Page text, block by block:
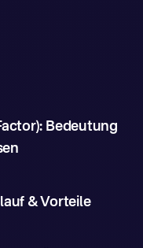
Bedeutung
& Vorteile